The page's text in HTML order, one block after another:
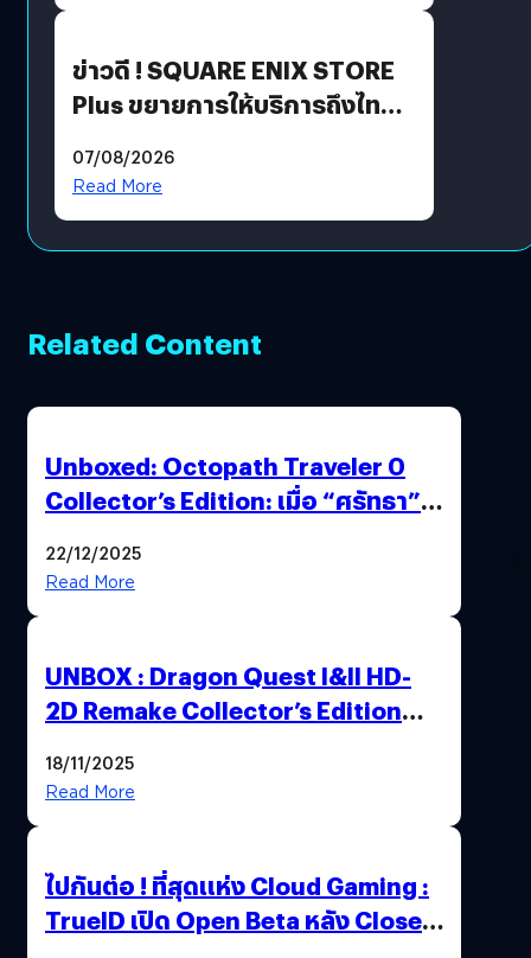
ข่าวดี ! SQUARE ENIX STORE
Plus ขยายการให้บริการถึงไทย
โดยตรง
07/08/2026
Read More
Related Content
Unboxed: Octopath Traveler 0
Collector’s Edition: เมื่อ “ศรัทธา”
เดียว
22/12/2025
Read More
UNBOX : Dragon Quest I&II HD-
2D Remake Collector’s Edition
ที่ควรค่าแก่การสะสม !
18/11/2025
Read More
ไปกันต่อ ! ที่สุดแห่ง Cloud Gaming :
TrueID เปิด Open Beta หลัง Close